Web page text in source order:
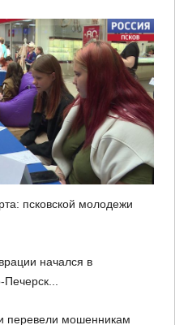
псковской молодежи
начался в
Печерск...
перевели мошенникам